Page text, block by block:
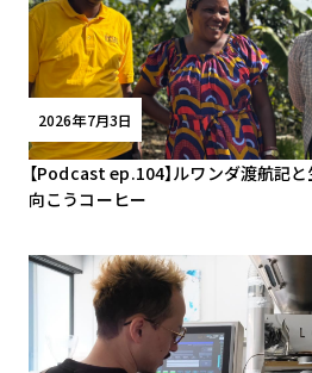
【Podcast ep.104】ルワンダ渡航記
向こうコーヒー
2026年7月3日